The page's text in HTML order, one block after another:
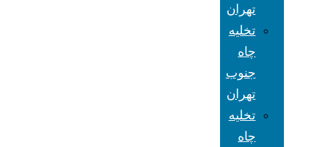
تهران
تخلیه
چاه
جنوب
تهران
تخلیه
چاه